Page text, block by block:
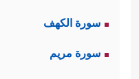
سورة الكهف
سورة مريم